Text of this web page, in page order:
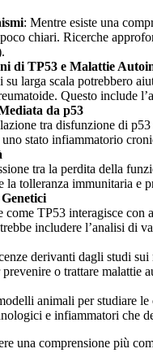
: Mentre esiste una
chiari. Ricerche
di TP53 e Malattie
su larga scala potrebbero
Questo include
da p53
tra disfunzione di
stato infiammatorio
tra la perdita della
la tolleranza immunitaria e
come TP53 interagisce
includere l’analisi di
derivanti dagli studi
o trattare malattie
animali per studiare
e infiammatori che
una comprensione più